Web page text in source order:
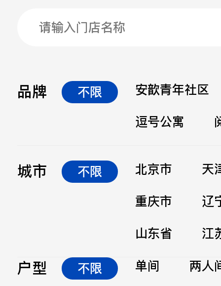
品牌 不限
安歆青年社区
逗号公寓
城市 不限 北京市
天
重庆市
辽
山东省
江
户型 不限 单间
两人
留言
立即提交